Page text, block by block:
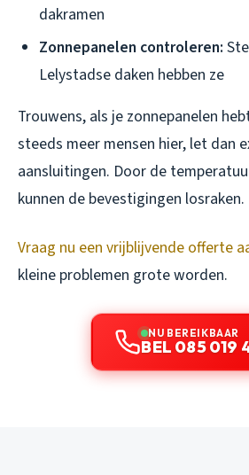
dakramen
Zonnepanelen controleren:
Lelystadse daken hebben ze
Trouwens, als je zonnepanelen
steeds meer mensen hier, let dan
aansluitingen. Door de
kunnen de bevestigingen losraken.
Vraag nu een vrijblijvende offerte
kleine problemen grote worden.
NU BEREIKBAAR
BEL 085 019